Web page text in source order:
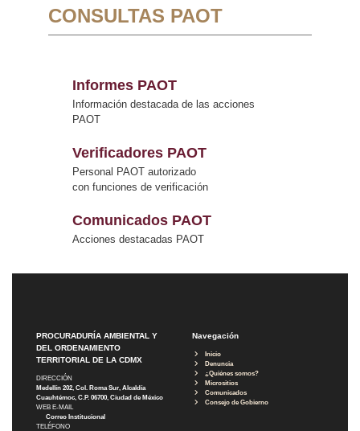
CONSULTAS PAOT
Informes PAOT
Información destacada de las acciones
PAOT
Verificadores PAOT
Personal PAOT autorizado
con funciones de verificación
Comunicados PAOT
Acciones destacadas PAOT
PROCURADURÍA AMBIENTAL Y
DEL ORDENAMIENTO
TERRITORIAL DE LA CDMX
DIRECCIÓN
Medellín 202, Col. Roma Sur, Alcaldía
Cuauhtémoc, C.P. 06700, Ciudad de México
WEB E-MAIL
Correo Institucional
TELÉFONO
Navegación
Inicio
Denuncia
¿Quiénes somos?
Micrositios
Comunicados
Consejo de Gobierno